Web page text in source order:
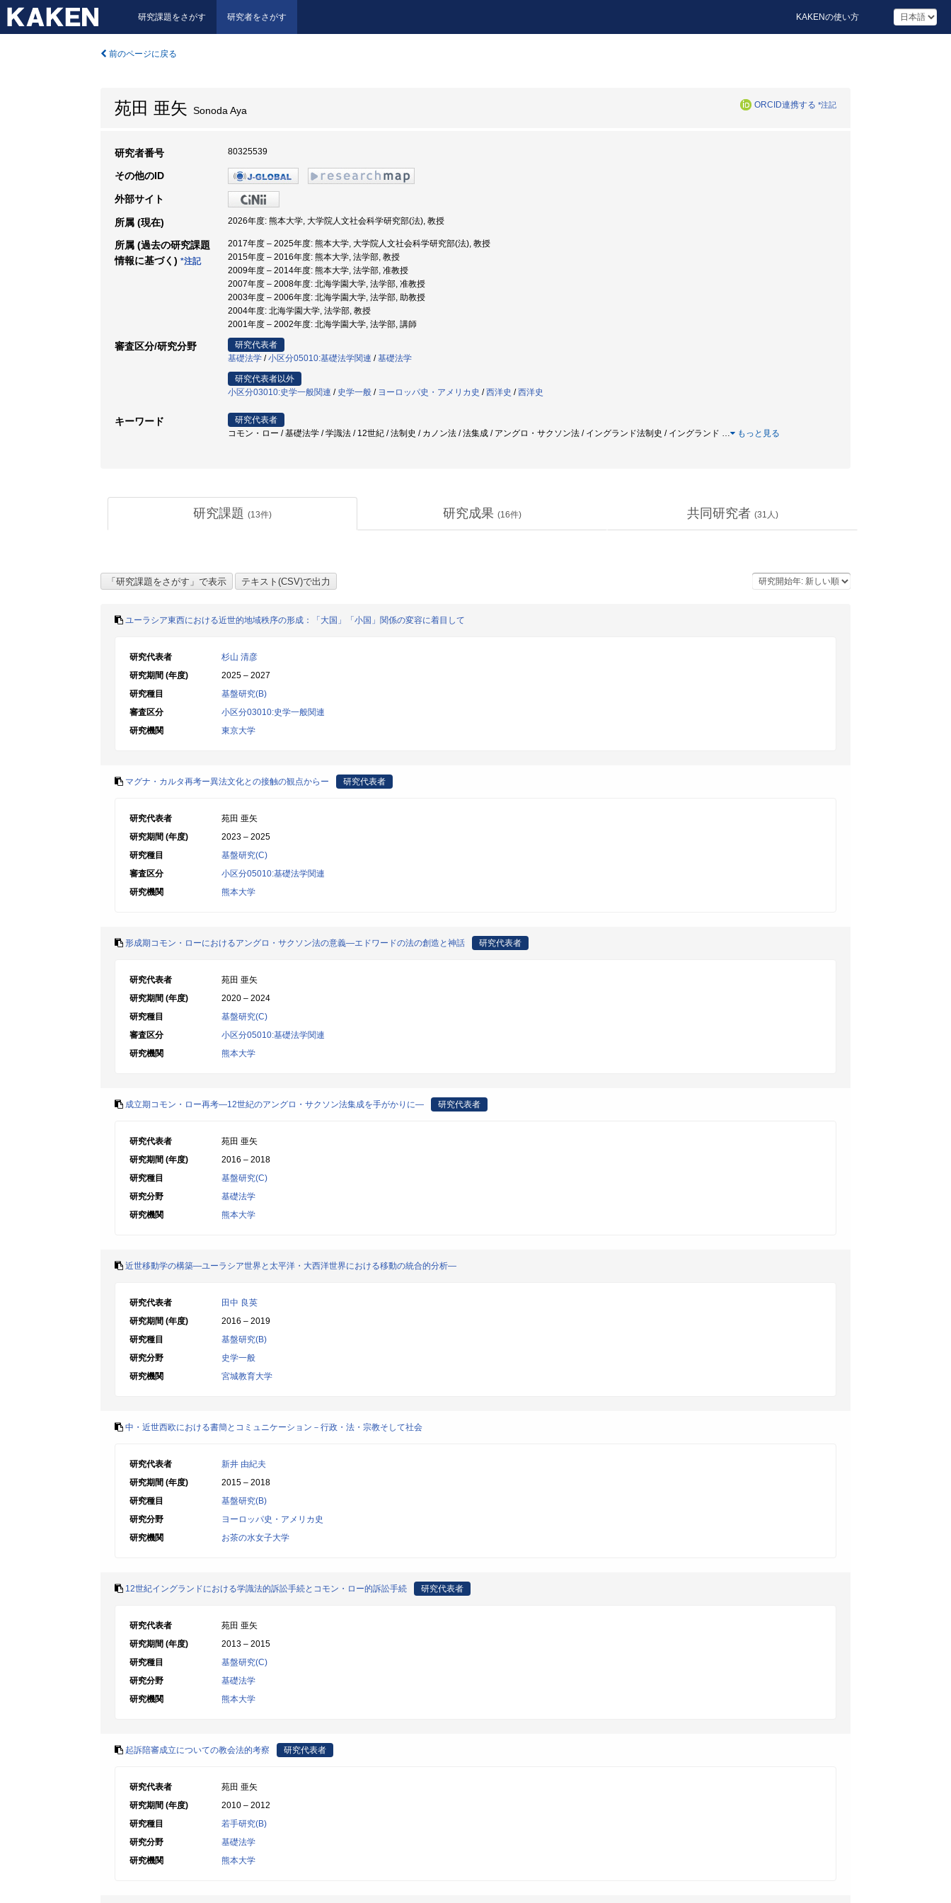
研究課題をさがす 研究者をさがす KAKENの使い方
前のページに戻る
苑田 亜矢 Sonoda Aya ORCID連携する *注記
研究者番号 80325539
その他のID
外部サイト
所属 (現在) 2026年度: 熊本大学, 大学院人文社会科学研究部(法), 教授
所属 (過去の研究課題
情報に基づく) *注記
2017年度 – 2025年度: 熊本大学, 大学院人文社会科学研究部(法), 教授
2015年度 – 2016年度: 熊本大学, 法学部, 教授
2009年度 – 2014年度: 熊本大学, 法学部, 准教授
2007年度 – 2008年度: 北海学園大学, 法学部, 准教授
2003年度 – 2006年度: 北海学園大学, 法学部, 助教授
2004年度: 北海学園大学, 法学部, 教授
2001年度 – 2002年度: 北海学園大学, 法学部, 講師
審査区分/研究分野
研究代表者
基礎法学 /小区分05010:基礎法学関連 /基礎法学
研究代表者以外
小区分03010:史学一般関連 / 史学一般 / ヨーロッパ史・アメリカ史 /西洋史 /西洋史
キーワード
研究代表者
コモン・ロー / 基礎法学 / 学識法 / 12世紀 / 法制史 / カノン法 / 法集成 / アングロ・サクソン法 / イングランド法制史 / イングランド … もっと見る
研究課題 (13件) 研究成果 (16件) 共同研究者 (31 人)
ユーラシア東西における近世的地域秩序の形成：「大国」「小国」関係の変容に着目して
研究代表者
杉山 清彦
研究期間 (年度)
2025 – 2027
研究種目
基盤研究(B)
審査区分
小区分03010:史学一般関連
研究機関
東京大学
マグナ・カルタ再考ー異法文化との接触の観点からー 研究代表者
研究代表者
苑田 亜矢
研究期間 (年度)
2023 – 2025
研究種目
基盤研究(C)
審査区分
小区分05010:基礎法学関連
研究機関
熊本大学
形成期コモン・ローにおけるアングロ・サクソン法の意義―エドワードの法の創造と神話 研究代表者
研究代表者
苑田 亜矢
研究期間 (年度)
2020 – 2024
研究種目
基盤研究(C)
審査区分
小区分05010:基礎法学関連
研究機関
熊本大学
成立期コモン・ロー再考―12世紀のアングロ・サクソン法集成を手がかりに― 研究代表者
研究代表者
苑田 亜矢
研究期間 (年度)
2016 – 2018
研究種目
基盤研究(C)
研究分野
基礎法学
研究機関
熊本大学
近世移動学の構築―ユーラシア世界と太平洋・大西洋世界における移動の統合的分析―
研究代表者
田中 良英
研究期間 (年度)
2016 – 2019
研究種目
基盤研究(B)
研究分野
史学一般
研究機関
宮城教育大学
中・近世西欧における書簡とコミュニケーション－行政・法・宗教そして社会
研究代表者
新井 由紀夫
研究期間 (年度)
2015 – 2018
研究種目
基盤研究(B)
研究分野
ヨーロッパ史・アメリカ史
研究機関
お茶の水女子大学
12世紀イングランドにおける学識法的訴訟手続とコモン・ロー的訴訟手続 研究代表者
研究代表者
苑田 亜矢
研究期間 (年度)
2013 – 2015
研究種目
基盤研究(C)
研究分野
基礎法学
研究機関
熊本大学
起訴陪審成立についての教会法的考察 研究代表者
研究代表者
苑田 亜矢
研究期間 (年度)
2010 – 2012
研究種目
若手研究(B)
研究分野
基礎法学
研究機関
熊本大学